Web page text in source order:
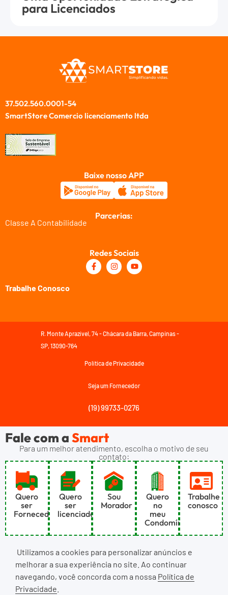
para Licenciados
37.502.560.0001-54
SmartStore Comercio licenciamento ltda
Baixe nosso APP
Parcerias:
Classe A Contabilidade
Redes Sociais
Trabalhe Conosco
R. Monte Aprazível, 74 - Chácara da Barra, Campinas -
SP, 13090-764
Política de Privacidade
Seja um Fornecedor
(19) 99733-0276
Fale com aSmart
Para um melhor atendimento, escolha o motivo de seu
contato:
Quero
ser
Fornecedor
Quero
ser
licenciado
Sou
Morador
Quero
no
meu
Condomínio
Trabalhe
conosco
Utilizamos a cookies para personalizar anúncios e
melhorar a sua experiência no site. Ao continuar
navegando, você concorda com a nossa Política de
Privacidade